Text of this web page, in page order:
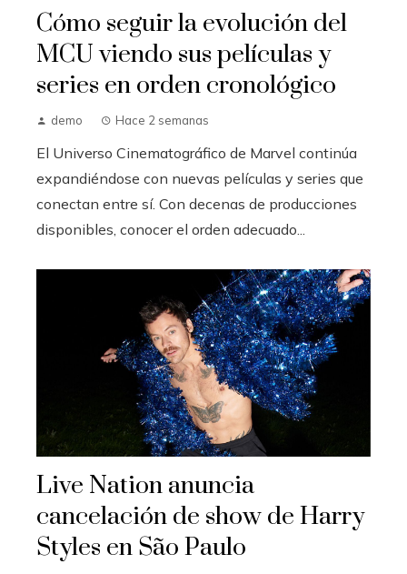
Cómo seguir la evolución del
MCU viendo sus películas y
series en orden cronológico
demo Hace 2 semanas
El Universo Cinematográfico de Marvel continúa
expandiéndose con nuevas películas y series que
conectan entre sí. Con decenas de producciones
disponibles, conocer el orden adecuado...
Live Nation anuncia
cancelación de show de Harry
Styles en São Paulo